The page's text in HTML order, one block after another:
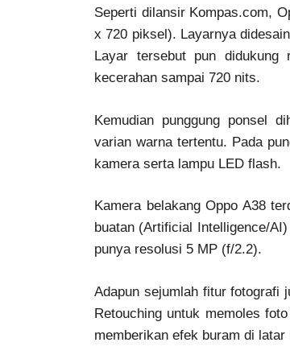
Seperti dilansir Kompas.com,
x 720 piksel). Layarnya
Layar tersebut pun
kecerahan sampai 720 nits.
Kemudian punggung ponsel
varian warna tertentu. Pada
kamera serta lampu LED flash.
Kamera belakang Oppo A38
buatan (Artificial Intelligence/
punya resolusi 5 MP (f/2.2).
Adapun sejumlah fitur fotografi
Retouching untuk memoles
memberikan efek buram di latar